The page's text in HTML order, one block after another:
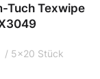
Tuch Texwipe
5x20 Stück